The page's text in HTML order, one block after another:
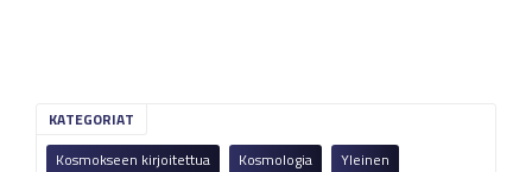
KATEGORIAT
Kosmokseen kirjoitettua
Kosmologia Yleinen